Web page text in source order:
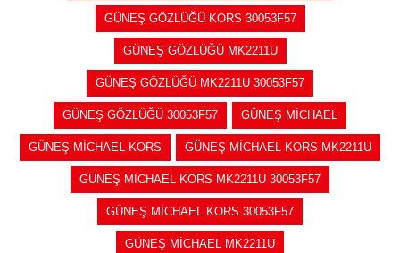
GÜNEŞ GÖZLÜĞÜ KORS 30053F57
GÜNEŞ GÖZLÜĞÜ MK2211U
GÜNEŞ GÖZLÜĞÜ MK2211U 30053F57
GÜNEŞ GÖZLÜĞÜ 30053F57 GÜNEŞ MİCHAEL
GÜNEŞ MİCHAEL KORS GÜNEŞ MİCHAEL KORS MK2211U
GÜNEŞ MİCHAEL KORS MK2211U 30053F57
GÜNEŞ MİCHAEL KORS 30053F57
GÜNEŞ MİCHAEL MK2211U